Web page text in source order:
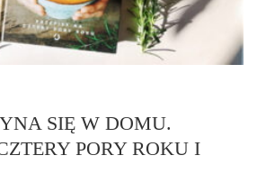
SIĘ W DOMU.
PORY ROKU I